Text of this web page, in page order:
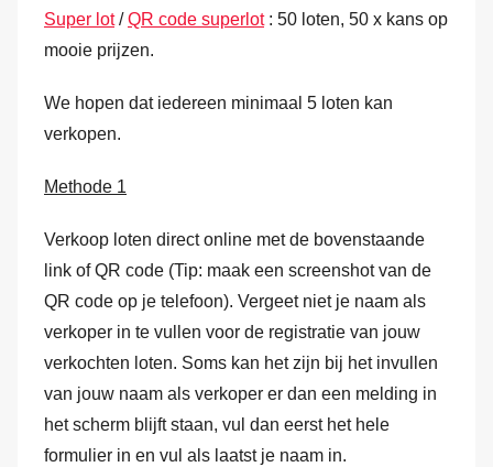
Super lot/QR code superlot: 50 loten, 50 x kans op
mooie prijzen.
We hopen dat iedereen minimaal 5 loten kan
verkopen.
Methode 1
Verkoop loten direct online met de bovenstaande
link of QR code (Tip: maak een screenshot van de
QR code op je telefoon). Vergeet niet je naam als
verkoper in te vullen voor de registratie van jouw
verkochten loten. Soms kan het zijn bij het invullen
van jouw naam als verkoper er dan een melding in
het scherm blijft staan, vul dan eerst het hele
formulier in en vul als laatst je naam in.